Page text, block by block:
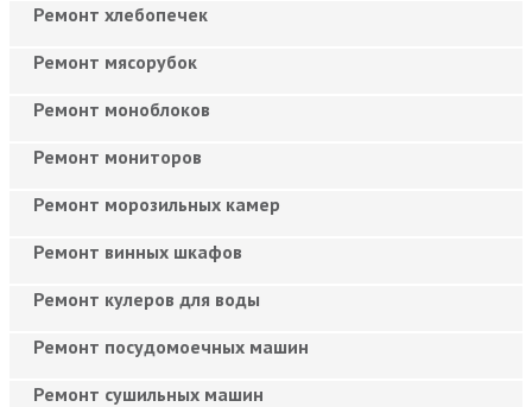
Ремонт хлебопечек
Ремонт мясорубок
Ремонт моноблоков
Ремонт мониторов
Ремонт морозильных камер
Ремонт винных шкафов
Ремонт кулеров для воды
Ремонт посудомоечных машин
Ремонт сушильных машин